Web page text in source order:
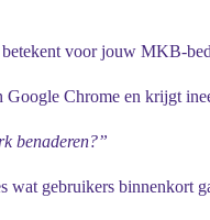
betekent voor jouw MKB-
Chrome en krijgt
benaderen?”
wat gebruikers binnenkort